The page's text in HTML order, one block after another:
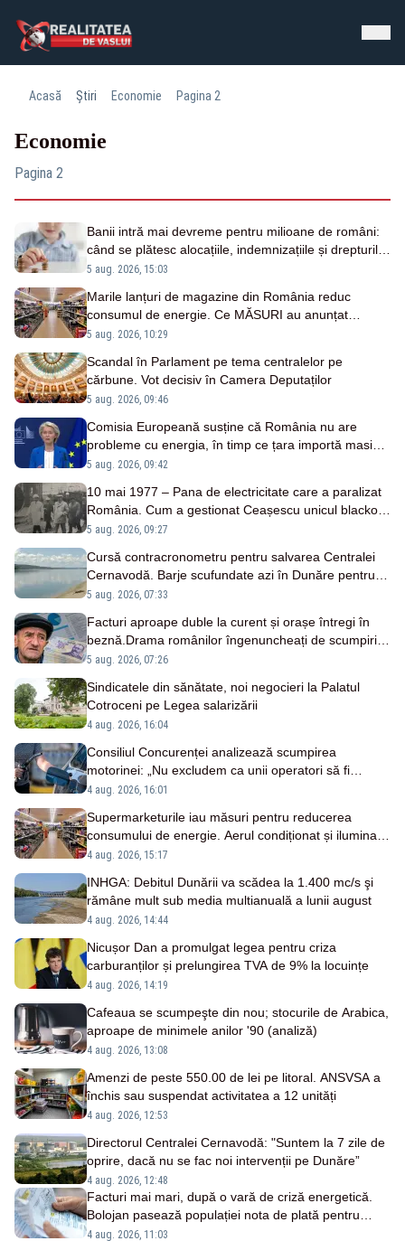
Acasă Știri Economie Pagina 2
Economie
Pagina 2
Banii intră mai devreme pentru milioane de români:
când se plătesc alocațiile, indemnizațiile și drepturile
persoanelor cu dizabilități
5 aug. 2026, 15:03
Marile lanțuri de magazine din România reduc
consumul de energie. Ce MĂSURI au anunțat
retailerii
5 aug. 2026, 10:29
Scandal în Parlament pe tema centralelor pe
cărbune. Vot decisiv în Camera Deputaților
5 aug. 2026, 09:46
Comisia Europeană susține că România nu are
probleme cu energia, în timp ce țara importă masiv
de la patru vecini
5 aug. 2026, 09:42
10 mai 1977 – Pana de electricitate care a paralizat
România. Cum a gestionat Ceașescu unicul blackout
național
5 aug. 2026, 09:27
Cursă contracronometru pentru salvarea Centralei
Cernavodă. Barje scufundate azi în Dunăre pentru
creșterea nivelului apei
5 aug. 2026, 07:33
Facturi aproape duble la curent și orașe întregi în
beznă.Drama românilor îngenuncheați de scumpiri.
Mărturii emoționante
5 aug. 2026, 07:26
Sindicatele din sănătate, noi negocieri la Palatul
Cotroceni pe Legea salarizării
4 aug. 2026, 16:04
Consiliul Concurenței analizează scumpirea
motorinei: „Nu excludem ca unii operatori să fi
profitat”
4 aug. 2026, 16:01
Supermarketurile iau măsuri pentru reducerea
consumului de energie. Aerul condiționat și iluminatul
vor fi limitate
4 aug. 2026, 15:17
INHGA: Debitul Dunării va scădea la 1.400 mc/s şi
rămâne mult sub media multianuală a lunii august
4 aug. 2026, 14:44
Nicușor Dan a promulgat legea pentru criza
carburanților și prelungirea TVA de 9% la locuințe
4 aug. 2026, 14:19
Cafeaua se scumpeşte din nou; stocurile de Arabica,
aproape de minimele anilor '90 (analiză)
4 aug. 2026, 13:08
Amenzi de peste 550.00 de lei pe litoral. ANSVSA a
închis sau suspendat activitatea a 12 unități
4 aug. 2026, 12:53
Directorul Centralei Cernavodă: "Suntem la 7 zile de
oprire, dacă nu se fac noi intervenții pe Dunăre”
4 aug. 2026, 12:48
Facturi mai mari, după o vară de criză energetică.
Bolojan pasează populației nota de plată pentru
importurile costisitoare
4 aug. 2026, 11:03